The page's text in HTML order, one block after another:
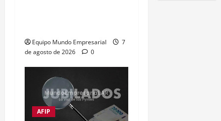
Equipo Mundo Empresarial
7
de agosto de 2026
0
AFIP